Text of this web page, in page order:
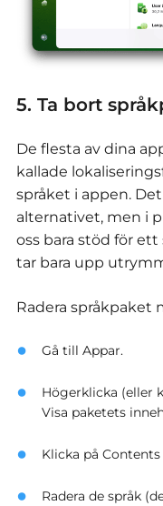
5. Ta bort
De flesta av dina
kallade
språket i appen.
alternativet, men i
oss bara stöd för ett
tar bara upp
Radera språkpaket
Gå till Appar.
Högerklicka (eller
Visa paketets
Klicka på Contents
Radera de språk